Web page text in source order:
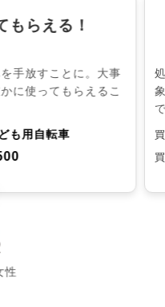
もらえる！
手放すことに。大事
に使ってもらえるこ
も用自転車
性